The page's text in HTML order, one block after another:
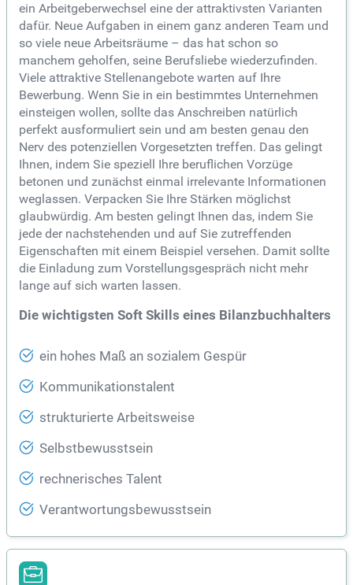
ein Arbeitgeberwechsel eine der attraktivsten Varianten
dafür. Neue Aufgaben in einem ganz anderen Team und
so viele neue Arbeitsräume – das hat schon so
manchem geholfen, seine Berufsliebe wiederzufinden.
Viele attraktive Stellenangebote warten auf Ihre
Bewerbung. Wenn Sie in ein bestimmtes Unternehmen
einsteigen wollen, sollte das Anschreiben natürlich
perfekt ausformuliert sein und am besten genau den
Nerv des potenziellen Vorgesetzten treffen. Das gelingt
Ihnen, indem Sie speziell Ihre beruflichen Vorzüge
betonen und zunächst einmal irrelevante Informationen
weglassen. Verpacken Sie Ihre Stärken möglichst
glaubwürdig. Am besten gelingt Ihnen das, indem Sie
jede der nachstehenden und auf Sie zutreffenden
Eigenschaften mit einem Beispiel versehen. Damit sollte
die Einladung zum Vorstellungsgespräch nicht mehr
lange auf sich warten lassen.
Die wichtigsten Soft Skills eines Bilanzbuchhalters
ein hohes Maß an sozialem Gespür
Kommunikationstalent
strukturierte Arbeitsweise
Selbstbewusstsein
rechnerisches Talent
Verantwortungsbewusstsein